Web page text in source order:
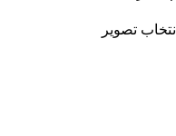
انتخاب تصویر